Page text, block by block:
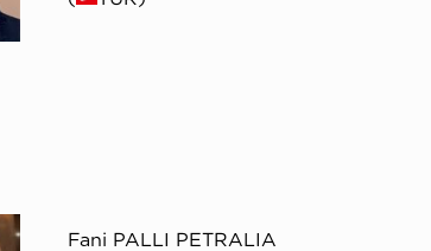
Fani PALLI PETRALIA